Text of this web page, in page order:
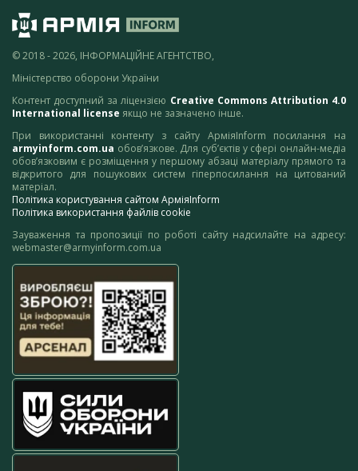
© 2018 - 2026, ІНФОРМАЦІЙНЕ АГЕНТСТВО,
Міністерство оборони України
Контент доступний за ліцензією Creative Commons Attribution 4.0
International license якщо не зазначено інше.
При використанні контенту з сайту АрміяInform посилання на
armyinform.com.ua обов’язкове. Для суб’єктів у сфері онлайн-медіа
обов’язковим є розміщення у першому абзаці матеріалу прямого та
відкритого для пошукових систем гіперпосилання на цитований
матеріал.
Політика користування сайтом АрміяInform
Політика використання файлів cookie
Зауваження та пропозиції по роботі сайту надсилайте на адресу:
webmaster@armyinform.com.ua